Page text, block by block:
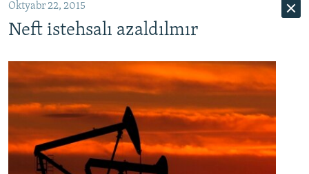
qayıt
Axtarışa
#ƏSLINDƏ
QANUNI DOĞRU
ARAŞDIRMA
MULTIMEDIA
VIDEO
FOTOQALEREYA
RADIO ARXIV
OXU ZALI
HAQQIMIZDA
Oktyabr 22, 2015
Neft istehsalı azaldılmır